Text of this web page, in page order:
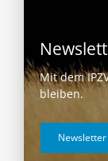
Mit dem
bleiben.